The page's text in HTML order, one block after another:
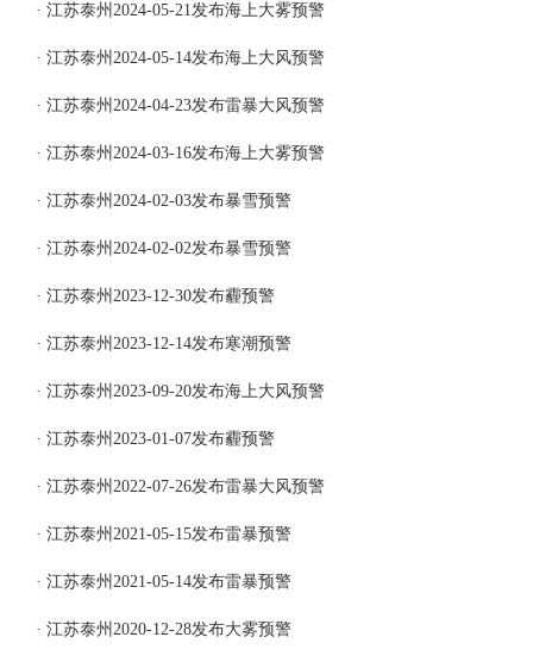
· 江苏泰州2024-05-21发布海上大雾预警
· 江苏泰州2024-05-14发布海上大风预警
· 江苏泰州2024-04-23发布雷暴大风预警
· 江苏泰州2024-03-16发布海上大雾预警
· 江苏泰州2024-02-03发布暴雪预警
· 江苏泰州2024-02-02发布暴雪预警
· 江苏泰州2023-12-30发布霾预警
· 江苏泰州2023-12-14发布寒潮预警
· 江苏泰州2023-09-20发布海上大风预警
· 江苏泰州2023-01-07发布霾预警
· 江苏泰州2022-07-26发布雷暴大风预警
· 江苏泰州2021-05-15发布雷暴预警
· 江苏泰州2021-05-14发布雷暴预警
· 江苏泰州2020-12-28发布大雾预警